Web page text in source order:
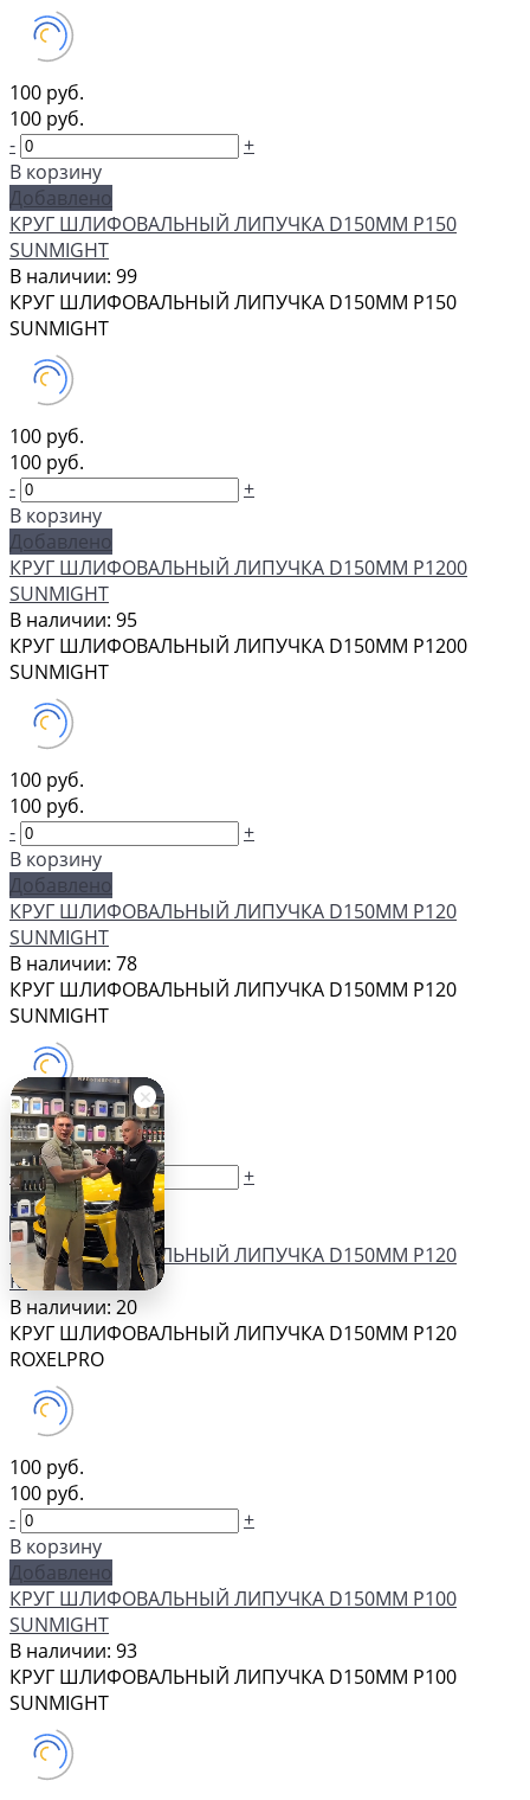
100 руб.
100 руб.
-
+
В корзину
Добавлено
КРУГ ШЛИФОВАЛЬНЫЙ ЛИПУЧКА D150MM P150
SUNMIGHT
В наличии: 99
КРУГ ШЛИФОВАЛЬНЫЙ ЛИПУЧКА D150MM P150
SUNMIGHT
100 руб.
100 руб.
-
+
В корзину
Добавлено
КРУГ ШЛИФОВАЛЬНЫЙ ЛИПУЧКА D150MM P1200
SUNMIGHT
В наличии: 95
КРУГ ШЛИФОВАЛЬНЫЙ ЛИПУЧКА D150MM P1200
SUNMIGHT
100 руб.
100 руб.
-
+
В корзину
Добавлено
КРУГ ШЛИФОВАЛЬНЫЙ ЛИПУЧКА D150MM P120
SUNMIGHT
В наличии: 78
КРУГ ШЛИФОВАЛЬНЫЙ ЛИПУЧКА D150MM P120
SUNMIGHT
100 руб.
100 руб.
-
+
В корзину
Добавлено
КРУГ ШЛИФОВАЛЬНЫЙ ЛИПУЧКА D150MM P120
ROXELPRO
В наличии: 20
КРУГ ШЛИФОВАЛЬНЫЙ ЛИПУЧКА D150MM P120
ROXELPRO
100 руб.
100 руб.
-
+
В корзину
Добавлено
КРУГ ШЛИФОВАЛЬНЫЙ ЛИПУЧКА D150MM P100
SUNMIGHT
В наличии: 93
КРУГ ШЛИФОВАЛЬНЫЙ ЛИПУЧКА D150MM P100
SUNMIGHT